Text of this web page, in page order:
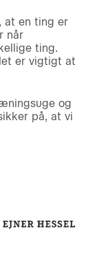
at en ting er
når
ting.
er vigtigt at
og
på, at vi